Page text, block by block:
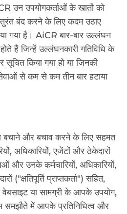
उन उपयोगकर्ताओं के खातों को
तुरंत बंद करने के लिए कदम उठाए
गया है। AiCR बार-बार उल्लंघन
हैं जिन्हें उल्लंघनकारी गतिविधि के
किया गया हो या जिनकी
सेवाओं से कम से कम तीन बार हटाया
से बचाने और बचाव करने के लिए सहमत
अधिकारियों, एजेंटों और ठेकेदारों
और उनके कर्मचारियों, अधिकारियों,
("क्षतिपूर्ति प्राप्तकर्ता") सहित,
वेबसाइट या सामग्री के आपके उपयोग,
समझौते में आपके प्रतिनिधित्व और